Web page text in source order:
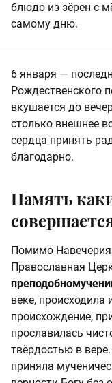
блюдо из зёрен с
самому дню.
6 января —
Рождественского
вкушается до
столько внешнее
сердца принять
благодарно.
Память
Помимо Навечерия
Православная
веке, происходила
происхождение,
прославилась
твёрдостью в
приняла